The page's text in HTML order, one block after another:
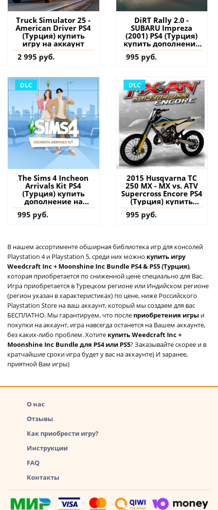
Truck Simulator 25 -
American Driver PS4
(Турция) купить
игру на аккаунт
2 995 руб.
DiRT Rally 2.0 -
SUBARU Impreza
(2001) PS4 (Турция)
купить дополнение
на аккаунт
995 руб.
DLC
The Sims 4 Incheon
Arrivals Kit PS4
(Турция) купить
дополнение на
аккаунт
995 руб.
DLC
2015 Husqvarna TC
250 MX - MX vs. ATV
Supercross Encore PS4
(Турция) купить
дополнение на
аккаунт
995 руб.
В нашем ассортименте обширная библиотека игр для консолей
Playstation 4 и Playstation 5, среди них можно купить игру
Weedcraft Inc + Moonshine Inc Bundle PS4 & PS5 (Турция),
которая приобретается по сниженной цене специально для Вас.
Игра приобретается в Турецком регионе или Индийском регионе
(регион указан в характеристиках) по цене, ниже Российского
Playstation Store на ваш аккаунт, который мы создаем для вас
БЕСПЛАТНО. Мы гарантируем, что после приобретения игры и
покупки на аккаунт, игра навсегда останется на Вашем аккаунте,
без каких-либо проблем. Хотите купить Weedcraft Inc +
Moonshine Inc Bundle для PS4 или PS5? Заказывайте скорее и в
кратчайшие сроки игра будет у вас на аккаунте) И заранее,
приятной Вам игры)
О нас
Отзывы
Как приобрести игру?
Инструкции
FAQ
Контакты